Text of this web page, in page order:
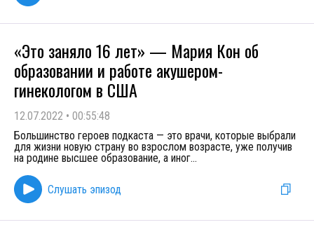
«Это заняло 16 лет» — Мария Кон об
образовании и работе акушером-
гинекологом в США
12.07.2022 • 00:55:48
Большинство героев подкаста — это врачи, которые выбрали
для жизни новую страну во взрослом возрасте, уже получив
на родине высшее образование, а иног...
Слушать эпизод